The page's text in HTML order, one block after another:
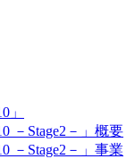
」
－Stage2－」概要
－Stage2－」事業